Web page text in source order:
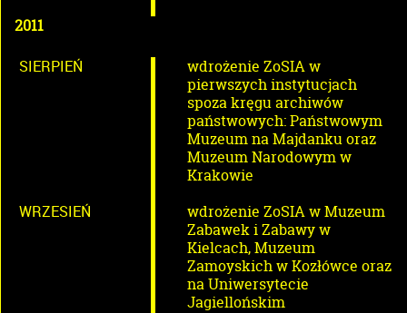
2011
SIERPIEŃ
wdrożenie ZoSIA w
pierwszych instytucjach
spoza kręgu archiwów
państwowych: Państwowym
Muzeum na Majdanku oraz
Muzeum Narodowym w
Krakowie
WRZESIEŃ
wdrożenie ZoSIA w Muzeum
Zabawek i Zabawy w
Kielcach, Muzeum
Zamoyskich w Kozłówce oraz
na Uniwersytecie
Jagiellońskim